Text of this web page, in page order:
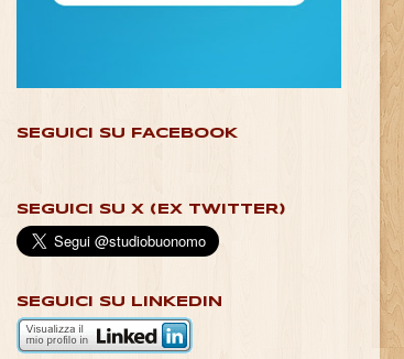
SEGUICI SU FACEBOOK
SEGUICI SU X (EX TWITTER)
SEGUICI SU LINKEDIN